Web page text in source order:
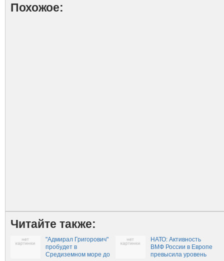
Похожое:
Читайте также:
"Адмирал Григорович"
пробудет в
Средиземном море до
НАТО: Активность
ВМФ России в Европе
превысила уровень